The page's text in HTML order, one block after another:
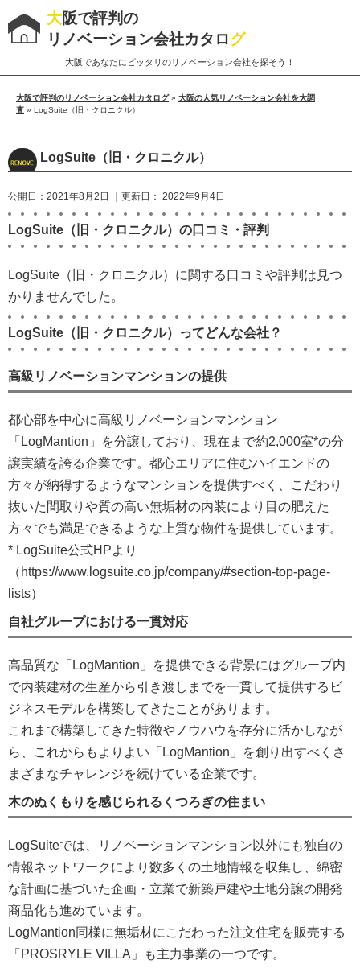
大阪で評判の
リノベーション会社カタログ
大阪であなたにピッタリのリノベーション会社を探そう！
大阪で評判のリノベーション会社カタログ» 大阪の人気リノベーション会社を大調
査 » LogSuite（旧・クロニクル）
LogSuite（旧・クロニクル）
公開日： 2021年8月2日 ｜更新日： 2022年9月4日
LogSuite（旧・クロニクル）の口コミ・評判
LogSuite（旧・クロニクル）に関する口コミや評判は見つ
かりませんでした。
LogSuite（旧・クロニクル）ってどんな会社？
高級リノベーションマンションの提供
都心部を中心に高級リノベーションマンション
「LogMantion」を分譲しており、現在まで約2,000室*の分
譲実績を誇る企業です。都心エリアに住むハイエンドの
方々が納得するようなマンションを提供すべく、こだわり
抜いた間取りや質の高い無垢材の内装により目の肥えた
方々でも満足できるような上質な物件を提供しています。
* LogSuite公式HPより
（https://www.logsuite.co.jp/company/#section-top-page-
lists）
自社グループにおける一貫対応
高品質な「LogMantion」を提供できる背景にはグループ内
で内装建材の生産から引き渡しまでを一貫して提供するビ
ジネスモデルを構築してきたことがあります。
これまで構築してきた特徴やノウハウを存分に活かしなが
ら、これからもよりよい「LogMantion」を創り出すべくさ
まざまなチャレンジを続けている企業です。
木のぬくもりを感じられるくつろぎの住まい
LogSuiteでは、リノベーションマンション以外にも独自の
情報ネットワークにより数多くの土地情報を収集し、綿密
な計画に基づいた企画・立業で新築戸建や土地分譲の開発
商品化も進めています。
LogMantion同様に無垢材にこだわった注文住宅を販売する
「PROSRYLE VILLA」も主力事業の一つです。